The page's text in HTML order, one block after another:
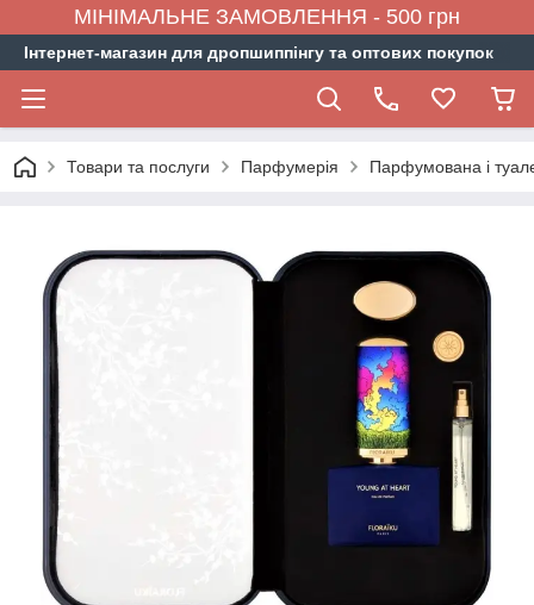
МІНІМАЛЬНЕ ЗАМОВЛЕННЯ - 500 грн
Інтернет-магазин для дропшиппінгу та оптових покупок
Товари та послуги Парфумерія Парфумована і